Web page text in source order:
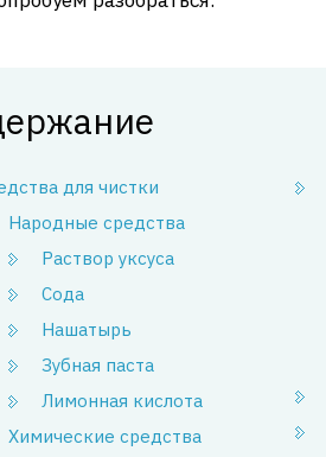
для чистки
Народные средства
Раствор уксуса
Сода
Нашатырь
Зубная паста
Лимонная кислота
Химические средства